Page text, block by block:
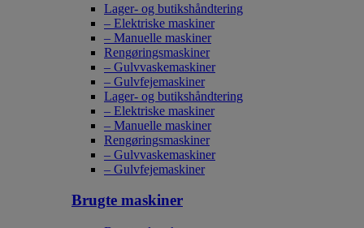
Lager- og butikshåndtering
– Elektriske maskiner
– Manuelle maskiner
Rengøringsmaskiner
– Gulvvaskemaskiner
– Gulvfejemaskiner
Lager- og butikshåndtering
– Elektriske maskiner
– Manuelle maskiner
Rengøringsmaskiner
– Gulvvaskemaskiner
– Gulvfejemaskiner
Brugte maskiner